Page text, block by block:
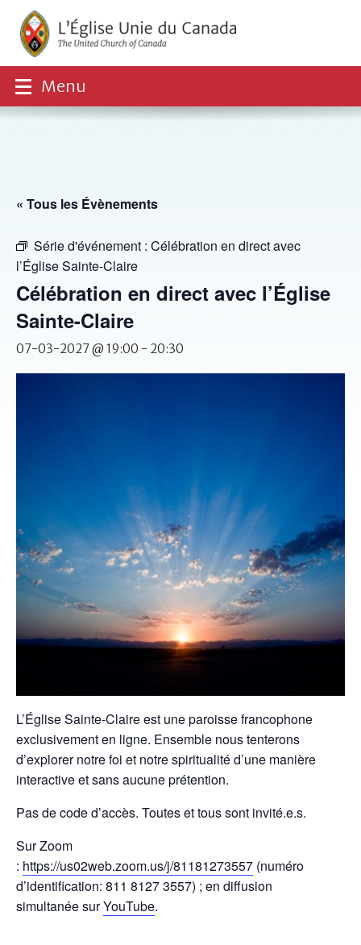
Menu
« Tous les Évènements
Série d'événement : Célébration en direct avec
l’Église Sainte-Claire
Célébration en direct avec l’Église
Sainte-Claire
07-03-2027 @ 19:00 - 20:30
L’Église Sainte-Claire est une paroisse francophone
exclusivement en ligne. Ensemble nous tenterons
d’explorer notre foi et notre spiritualité d’une manière
interactive et sans aucune prétention.
Pas de code d’accès. Toutes et tous sont invité.e.s.
Sur Zoom
: https://us02web.zoom.us/j/81181273557 (numéro
d’identification: 811 8127 3557) ; en diffusion
simultanée surYouTube.